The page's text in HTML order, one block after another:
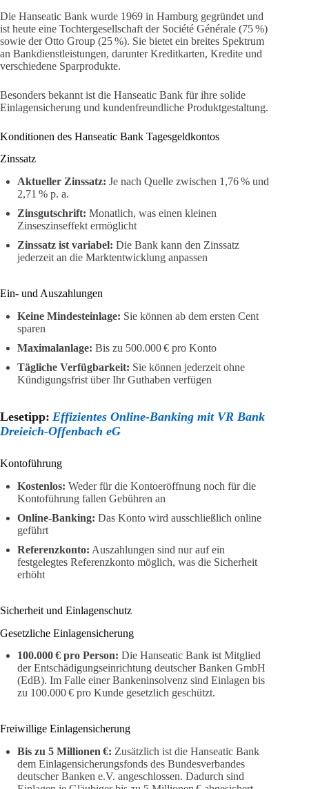
Die Hanseatic Bank wurde 1969 in Hamburg gegründet und
ist heute eine Tochtergesellschaft der Société Générale (75 %)
sowie der Otto Group (25 %). Sie bietet ein breites Spektrum
an Bankdienstleistungen, darunter Kreditkarten, Kredite und
verschiedene Sparprodukte.
Besonders bekannt ist die Hanseatic Bank für ihre solide
Einlagensicherung und kundenfreundliche Produktgestaltung.
Konditionen des Hanseatic Bank Tagesgeldkontos
Zinssatz
Aktueller Zinssatz: Je nach Quelle zwischen 1,76 % und
2,71 % p. a.
Zinsgutschrift: Monatlich, was einen kleinen
Zinseszinseffekt ermöglicht
Zinssatz ist variabel: Die Bank kann den Zinssatz
jederzeit an die Marktentwicklung anpassen
Ein- und Auszahlungen
Keine Mindesteinlage: Sie können ab dem ersten Cent
sparen
Maximalanlage: Bis zu 500.000 € pro Konto
Tägliche Verfügbarkeit: Sie können jederzeit ohne
Kündigungsfrist über Ihr Guthaben verfügen
Lesetipp: Effizientes Online-Banking mit VR Bank
Dreieich-Offenbach eG
Kontoführung
Kostenlos: Weder für die Kontoeröffnung noch für die
Kontoführung fallen Gebühren an
Online-Banking: Das Konto wird ausschließlich online
geführt
Referenzkonto: Auszahlungen sind nur auf ein
festgelegtes Referenzkonto möglich, was die Sicherheit
erhöht
Sicherheit und Einlagenschutz
Gesetzliche Einlagensicherung
100.000 € pro Person: Die Hanseatic Bank ist Mitglied
der Entschädigungseinrichtung deutscher Banken GmbH
(EdB). Im Falle einer Bankeninsolvenz sind Einlagen bis
zu 100.000 € pro Kunde gesetzlich geschützt.
Freiwillige Einlagensicherung
Bis zu 5 Millionen €: Zusätzlich ist die Hanseatic Bank
dem Einlagensicherungsfonds des Bundesverbandes
deutscher Banken e.V. angeschlossen. Dadurch sind